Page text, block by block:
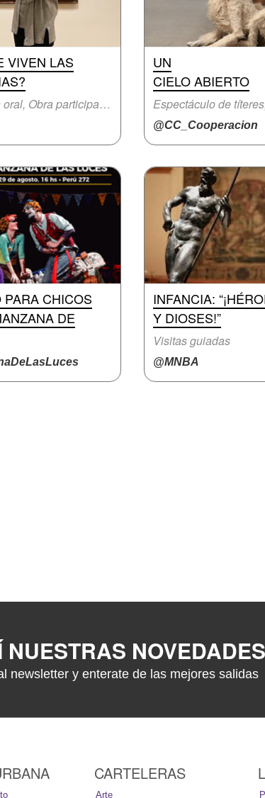
VIVEN LAS
Narración oral, Obra participativa
UN
CIELO ABIERTO
Espectáculo de
@CC_Cooperacion
PARA CHICOS
DE
INFANCIA:
Y DIOSES!”
Visitas guiadas
@MNBA
NUESTRAS NOVEDADES
newsletter y enterate de las mejores salidas
CARTELERAS
Arte